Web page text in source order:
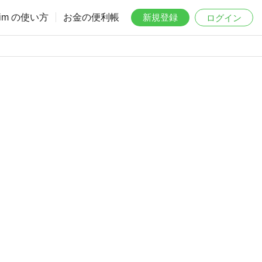
の使い方 お金の便利帳 新規登録 ログイン